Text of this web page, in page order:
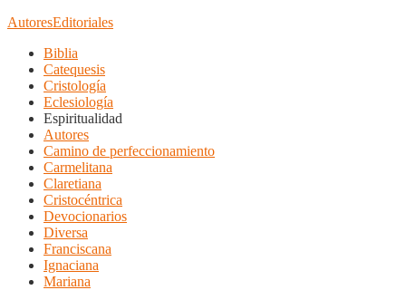
AutoresEditoriales
Biblia
Catequesis
Cristología
Eclesiología
Espiritualidad
Autores
Camino de perfeccionamiento
Carmelitana
Claretiana
Cristocéntrica
Devocionarios
Diversa
Franciscana
Ignaciana
Mariana